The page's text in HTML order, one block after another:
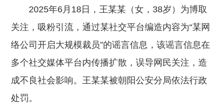
2025年6月18日，王某某（女，38岁）为博取
关注，吸粉引流，通过某社交平台编造内容为“某网
络公司开启大规模裁员”的谣言信息，该谣言信息在
多个社交媒体平台内传播扩散，误导网民关注，造
成不良社会影响。王某某被朝阳公安分局依法行政
处罚。